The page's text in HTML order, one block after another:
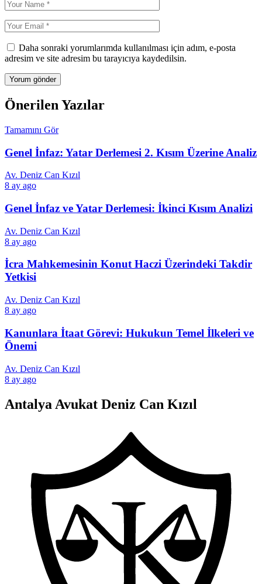
Daha sonraki yorumlarımda kullanılması için adım, e-posta
adresim ve site adresim bu tarayıcıya kaydedilsin.
Önerilen Yazılar
Tamamını Gör
Genel İnfaz: Yatar Derlemesi 2. Kısım Üzerine Analiz
Av. Deniz Can Kızıl
8 ay ago
Genel İnfaz ve Yatar Derlemesi: İkinci Kısım Analizi
Av. Deniz Can Kızıl
8 ay ago
İcra Mahkemesinin Konut Haczi Üzerindeki Takdir
Yetkisi
Av. Deniz Can Kızıl
8 ay ago
Kanunlara İtaat Görevi: Hukukun Temel İlkeleri ve
Önemi
Av. Deniz Can Kızıl
8 ay ago
Antalya Avukat Deniz Can Kızıl